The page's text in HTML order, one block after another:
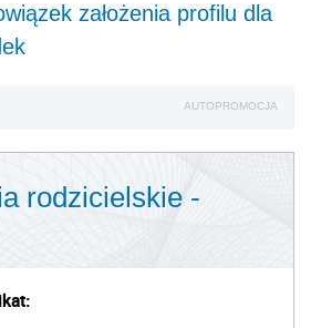
założenia profilu dla
AUTOPROMOCJA
rodzicielskie -